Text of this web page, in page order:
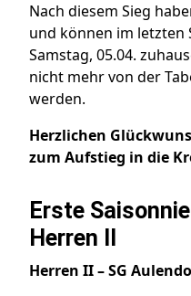
Nach diesem Sieg
und können im letzten
Samstag, 05.04.
nicht mehr von der
werden.
Herzlichen
zum Aufstieg in die
Erste
Herren II
Herren II – SG